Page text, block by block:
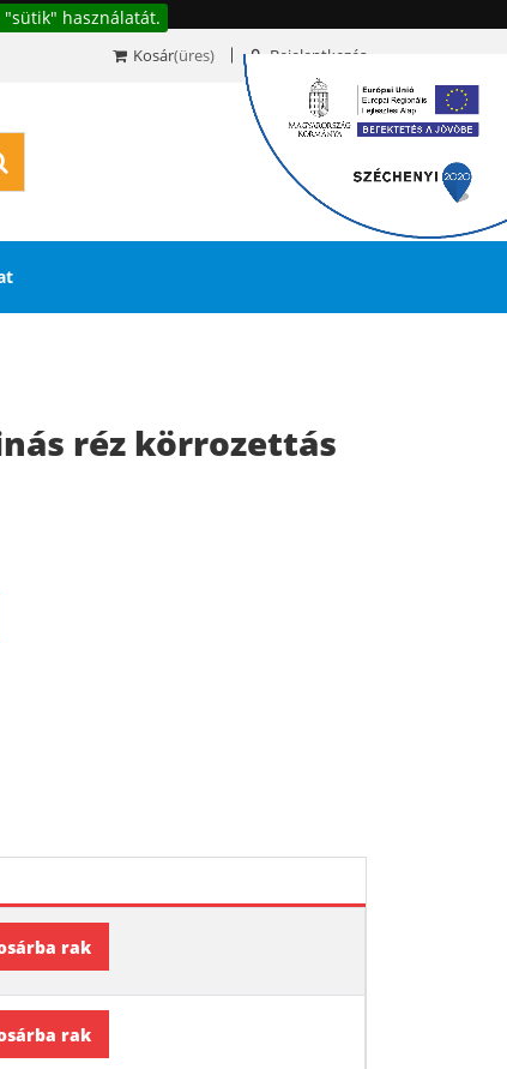
használatát.
Kosár(üres) Bejelentkezés
0
réz körrozettás
rak
rak